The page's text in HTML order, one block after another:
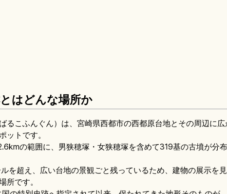
はどんな場所か
るこふんぐん）は、宮崎県西都市の西都原台地とその周辺に
ットです。
の範囲に、男狭穂塚・女狭穂塚を含めて319基の古墳が分
を超え、広い台地の景観ごと残っているため、建物の展示を
所です。